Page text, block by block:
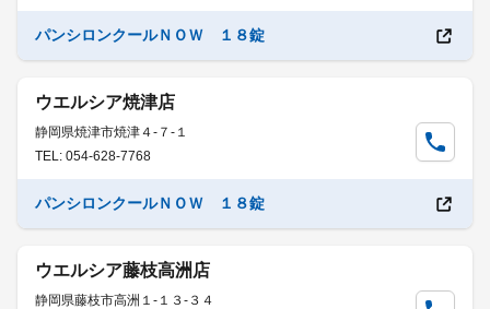
パンシロンクールＮＯＷ １８錠
ウエルシア焼津店
静岡県焼津市焼津４-７-１
TEL: 054-628-7768
パンシロンクールＮＯＷ １８錠
ウエルシア藤枝高洲店
静岡県藤枝市高洲１-１３-３４